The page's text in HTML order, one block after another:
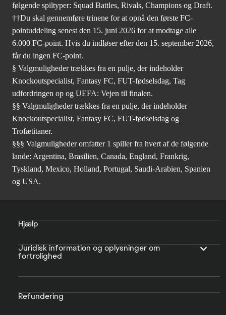
følgende spiltyper: Squad Battles, Rivals, Champions og Draft.
††Du skal gennemføre trinene for at opnå den første FC-
pointuddeling senest den 15. juni 2026 for at modtage alle
6.000 FC-point. Hvis du indløser efter den 15. september 2026,
får du ingen FC-point.
§ Valgmuligheder trækkes fra en pulje, der indeholder
Knockoutspecialist, Fantasy FC, FUT-fødselsdag, Tag
udfordringen op og UEFA: Vejen til finalen.
§§ Valgmuligheder trækkes fra en pulje, der indeholder
Knockoutspecialist, Fantasy FC, FUT-fødselsdag og
Trofætitaner.
§§§ Valgmuligheder omfatter 1 spiller fra hvert af de følgende
lande: Argentina, Brasilien, Canada, England, Frankrig,
Tyskland, Mexico, Holland, Portugal, Saudi-Arabien, Spanien
og USA.
Hjælp
Juridisk information og oplysninger om
fortrolighed
Refundering